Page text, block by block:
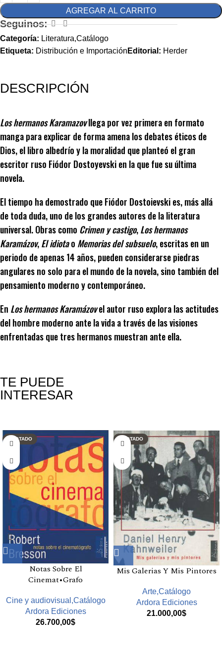
AGREGAR AL CARRITO
Seguinos:
Categoría: Literatura,Catálogo
Etiqueta: Distribución e Importación Editorial: Herder
DESCRIPCIÓN
Los hermanos Karamazovllega por vez primera en formato
manga para explicar de forma amena los debates éticos de
Dios, el libro albedrío y la moralidad que planteó el gran
escritor ruso Fiódor Dostoyevski en la que fue su última
novela.
El tiempo ha demostrado que Fiódor Dostoievski es, más allá
de toda duda, uno de los grandes autores de la literatura
universal. Obras como Crimen y castigo,Los hermanos
Karamázov,El idiotao Memorias del subsuelo, escritas en un
periodo de apenas 14 años, pueden considerarse piedras
angulares no solo para el mundo de la novela, sino también del
pensamiento moderno y contemporáneo.
En Los hermanos Karamázovel autor ruso explora las actitudes
del hombre moderno ante la vida a través de las visiones
enfrentadas que tres hermanos muestran ante ella.
TE PUEDE
INTERESAR
AGOTADO
Notas Sobre El
Cinemat•Grafo
Cine y audiovisual,Catálogo
Ardora Ediciones
26.700,00$
AGOTADO
Mis Galerias Y Mis Pintores
Arte,Catálogo
Ardora Ediciones
21.000,00$